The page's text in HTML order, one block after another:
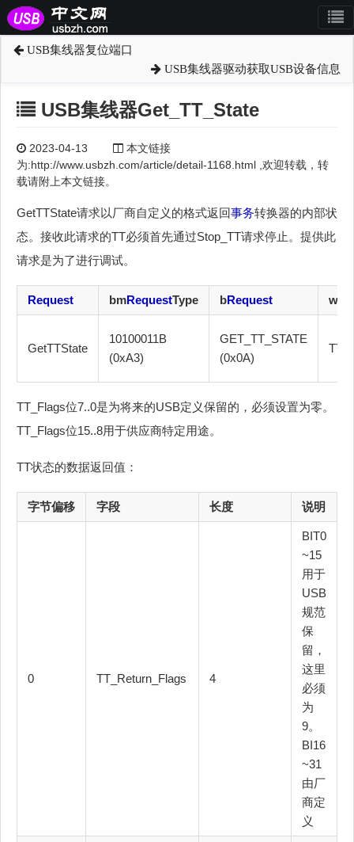
USB集线器复位端口
USB集线器驱动获取USB设备信息
USB集线器Get_TT_State
2023-04-13
本文链接
为:http://www.usbzh.com/article/detail-1168.html ,欢迎转载，转
载请附上本文链接。
GetTTState请求以厂商自定义的格式返回事务转换器的内部状
态。接收此请求的TT必须首先通过Stop_TT请求停止。提供此
请求是为了进行调试。
Request bmRequestType bRequest
GetTTState
10100011B
(0xA3)
GET_TT_STATE
(0x0A)
TT_Flags位7..0是为将来的USB定义保留的，必须设置为零。
TT_Flags位15..8用于供应商特定用途。
TT状态的数据返回值：
字节偏移 字段 长度 说明
0 TT_Return_Flags 4
BIT0
~15
用于
USB
规范
保
留，
这里
必须
为
9。
BI16
~31
由厂
商定
义